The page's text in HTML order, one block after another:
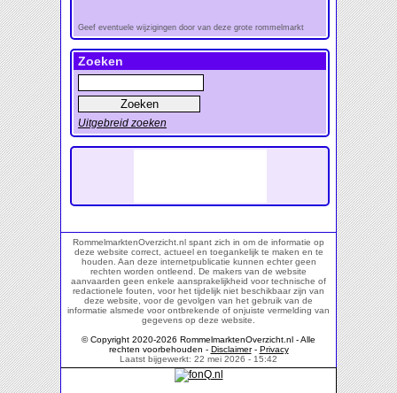
Geef eventuele wijzigingen door van deze grote rommelmarkt
Zoeken
Uitgebreid zoeken
RommelmarktenOverzicht.nl spant zich in om de informatie op
deze website correct, actueel en toegankelijk te maken en te
houden. Aan deze internetpublicatie kunnen echter geen
rechten worden ontleend. De makers van de website
aanvaarden geen enkele aansprakelijkheid voor technische of
redactionele fouten, voor het tijdelijk niet beschikbaar zijn van
deze website, voor de gevolgen van het gebruik van de
informatie alsmede voor ontbrekende of onjuiste vermelding van
gegevens op deze website.
© Copyright 2020-2026 RommelmarktenOverzicht.nl - Alle
rechten voorbehouden - Disclaimer- Privacy
Laatst bijgewerkt: 22 mei 2026 - 15:42